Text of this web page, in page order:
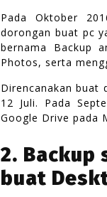
Pada Oktober
dorongan buat pc
bernama Backup
Photos, serta
Direncanakan buat
12 Juli. Pada
Google Drive pada
2. Backup
buat